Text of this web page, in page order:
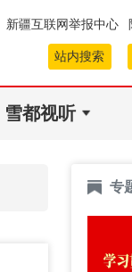
新疆互联网举报中心
站内搜索
雪都视听
专